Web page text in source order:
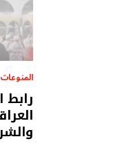
المنوعات
رابط